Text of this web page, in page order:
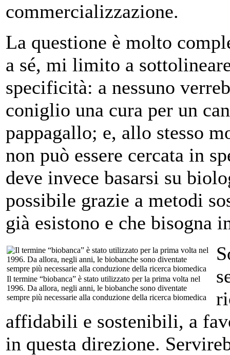
commercializzazione.
La questione è molto
a sé, mi limito a
specificità: a nessuno
coniglio una cura per un
pappagallo; e, allo stesso
non può essere cercata in
deve invece basarsi su
possibile grazie a metodi
già esistono e che bisogna
Il termine “biobanca” è stato utilizzato per la prima volta nel
1996. Da allora, negli anni, le biobanche sono diventate
sempre più necessarie alla conduzione della ricerca biomedica
affidabili e sostenibili, a
in questa direzione.